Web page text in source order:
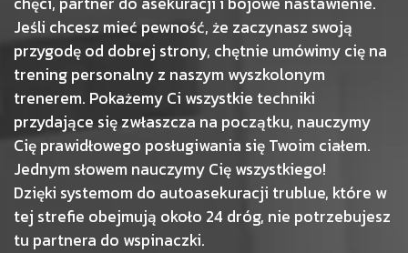
Jeśli chcesz mieć pewność, że zaczynasz swoją
przygodę od dobrej strony, chętnie umówimy cię na
trening personalny z naszym wyszkolonym
trenerem. Pokażemy Ci wszystkie techniki
przydające się zwłaszcza na początku, nauczymy
Cię prawidłowego posługiwania się Twoim ciałem.
Jednym słowem nauczymy Cię wszystkiego!
Dzięki systemom do autoasekuracji trublue, które w
tej strefie obejmują około 24 dróg, nie potrzebujesz
tu partnera do wspinaczki.